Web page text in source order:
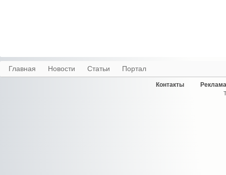
Главная Новости Статьи Портал
Контакты